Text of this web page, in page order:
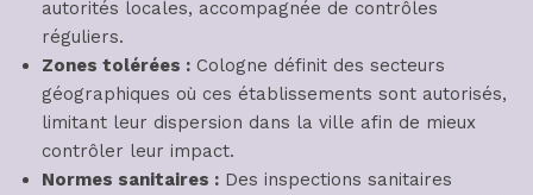
autorités locales, accompagnée de contrôles
réguliers.
Zones tolérées : Cologne définit des secteurs
géographiques où ces établissements sont autorisés,
limitant leur dispersion dans la ville afin de mieux
contrôler leur impact.
Normes sanitaires : Des inspections sanitaires